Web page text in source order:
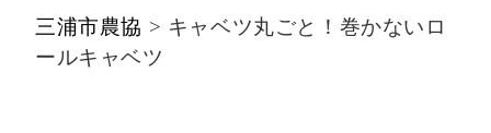
三浦市農協 > キャベツ丸ごと！巻かないロ
ールキャベツ